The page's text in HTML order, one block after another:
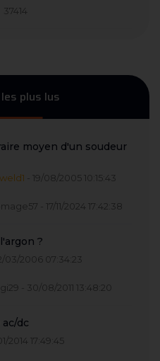
37414
plus lus
moyen d'un soudeur
- 19/08/2005 10:15:43
- 17/11/2024 17:42:38
?
03/2006 07:34:23
- 30/08/2011 13:48:20
dc
2014 17:49:45